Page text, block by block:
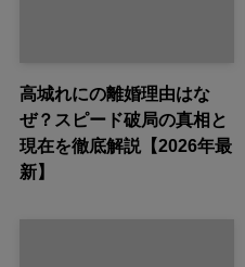
高城れにの離婚理由はな
ぜ？スピード破局の真相と
現在を徹底解説【2026年最
新】